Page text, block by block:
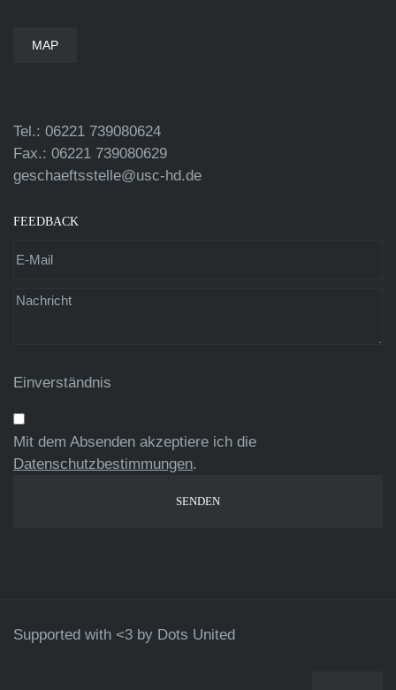
MAP
Tel.: 06221 739080624
Fax.: 06221 739080629
geschaeftsstelle@usc-hd.de
FEEDBACK
Einverständnis
Mit dem Absenden akzeptiere ich die
Datenschutzbestimmungen.
Supported with <3 by Dots United